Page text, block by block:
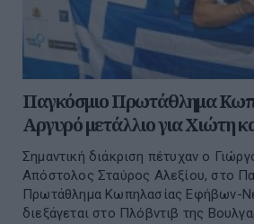
Παγκόσμιο Πρωτάθλημα
Αργυρό μετάλλιο για Χιώτη
Σημαντική διάκριση πέτυχαν ο
Απόστολος Σταύρος Αλεξίου, στο
Πρωτάθλημα Κωπηλασίας Εφήβων-
διεξάγεται στο Πλόβντιβ της